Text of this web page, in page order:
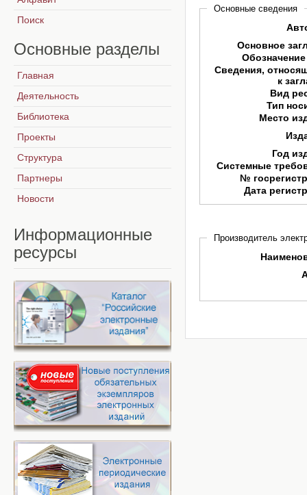
Основные сведения
Основное
Сведения,
к
Вид
Тип
Место
Год
Системные
№
Дата
Производитель
Поиск
Основные разделы
Главная
Деятельность
Библиотека
Проекты
Структура
Партнеры
Новости
Информационные
ресурсы